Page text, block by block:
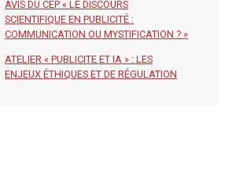
AVIS DU CEP « LE DISCOURS
SCIENTIFIQUE EN PUBLICITÉ :
COMMUNICATION OU MYSTIFICATION ? »
ATELIER « PUBLICITE ET IA » : LES
ENJEUX ÉTHIQUES ET DE RÉGULATION